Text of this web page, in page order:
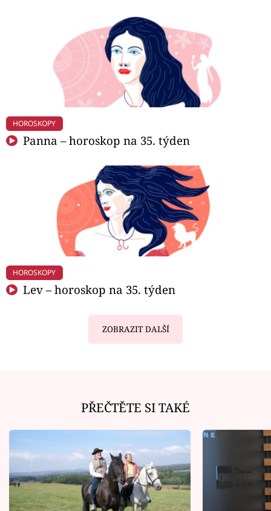
HOROSKOPY
Panna – horoskop na 35. týden
HOROSKOPY
Lev – horoskop na 35. týden
ZOBRAZIT DALŠÍ
PŘEČTĚTE SI TAKÉ